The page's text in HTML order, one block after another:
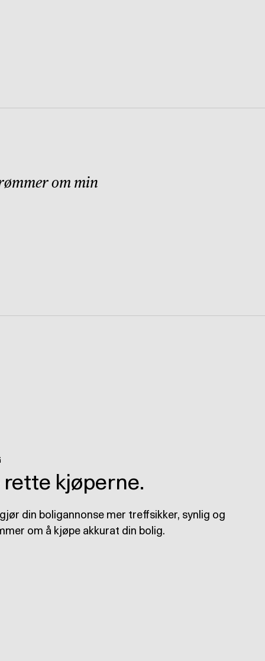
om min
rette kjøperne.
din boligannonse mer treffsikker, synlig og
om å kjøpe akkurat din bolig.